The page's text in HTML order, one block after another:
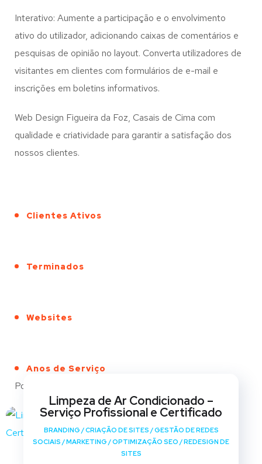
Interativo: Aumente a participação e o envolvimento
ativo do utilizador, adicionando caixas de comentários e
pesquisas de opinião no layout. Converta utilizadores de
visitantes em clientes com formulários de e-mail e
inscrições em boletins informativos.
Web Design Figueira da Foz, Casais de Cima com
qualidade e criatividade para garantir a satisfação dos
nossos clientes.
Clientes Ativos
Terminados
Websites
Anos de Serviço
Portfólio
Limpeza de Ar Condicionado –
Serviço Profissional e Certificado
BRANDING /CRIAÇÃO DE SITES /GESTÃO DE REDES
SOCIAIS /MARKETING /OPTIMIZAÇÃO SEO /REDESIGN DE
SITES